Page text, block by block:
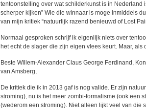
tentoonstelling over wat schilderkunst is in
scherper kijken” Wie die winnaar is moge inmiddels
van mijn kritiek “natuurlijk razend benieuwd of Lost
Normaal gesproken schrijf ik eigenlijk niets over
het echt de slager die zijn eigen vlees keurt. Maar,
Beste Willem-Alexander Claus George Ferdinand,
van Amsberg,
De kritiek die ik in 2013 gaf is nog valide. Er zijn
stroming), nu is het meer zombi-formalisme (ook een
(wederom een stroming). Niet alleen lijkt veel van die